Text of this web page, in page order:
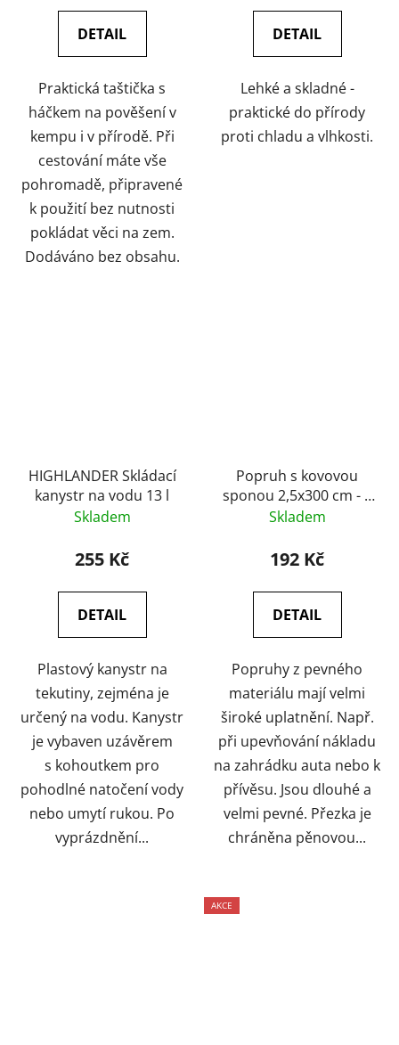
DETAIL
Praktická taštička s
háčkem na pověšení v
kempu i v přírodě. Při
cestování máte vše
pohromadě, připravené
k použití bez nutnosti
pokládat věci na zem.
Dodáváno bez obsahu.
DETAIL
Lehké a skladné -
praktické do přírody
proti chladu a vlhkosti.
HIGHLANDER Skládací
kanystr na vodu 13 l
Skladem
255 Kč
DETAIL
Plastový kanystr na
tekutiny, zejména je
určený na vodu. Kanystr
je vybaven uzávěrem
s kohoutkem pro
pohodlné natočení vody
nebo umytí rukou. Po
vyprázdnění...
Popruh s kovovou
sponou 2,5x300 cm - 2
ks
Skladem
192 Kč
DETAIL
Popruhy z pevného
materiálu mají velmi
široké uplatnění. Např.
při upevňování nákladu
na zahrádku auta nebo k
přívěsu. Jsou dlouhé a
velmi pevné. Přezka je
chráněna pěnovou...
AKCE